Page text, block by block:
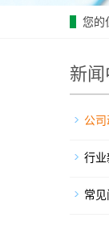
您的
新
公
行业
常